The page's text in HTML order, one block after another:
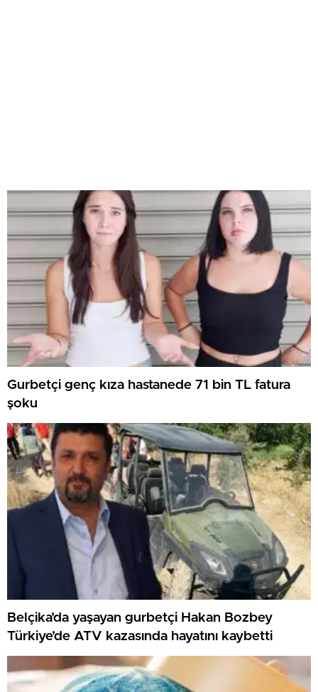
Gurbetçi genç kıza hastanede 71 bin TL fatura
şoku
Belçika’da yaşayan gurbetçi Hakan Bozbey
Türkiye’de ATV kazasında hayatını kaybetti